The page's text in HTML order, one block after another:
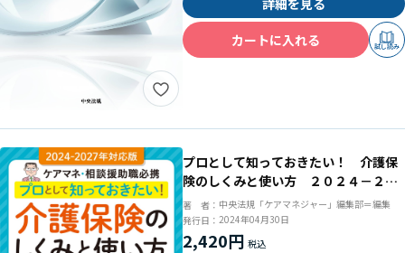
詳細を見る
カートに入れる
試し読み
プロとして知っておきたい！ 介護保
険のしくみと使い方 ２０２４－２０
２７年対応版 ケアマネ・相談援助職
必携
著 者： 中央法規「ケアマネジャー」編集部＝編集
発行日： 2024年04月30日
2,420円